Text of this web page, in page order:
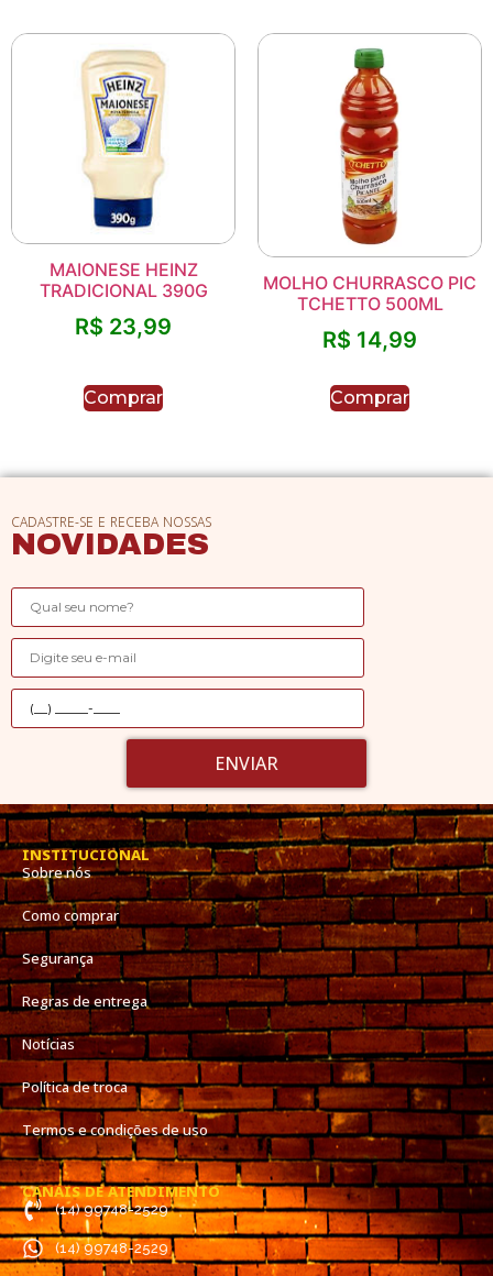
MAIONESE HEINZ
TRADICIONAL 390G
R$ 23,99
Comprar
MOLHO CHURRASCO PIC
TCHETTO 500ML
R$ 14,99
Comprar
CADASTRE-SE E RECEBA NOSSAS
NOVIDADES
ENVIAR
INSTITUCIONAL
Sobre nós
Como comprar
Segurança
Regras de entrega
Notícias
Política de troca
Termos e condições de uso
CANAIS DE ATENDIMENTO
(14) 99748-2529
(14) 99748-2529